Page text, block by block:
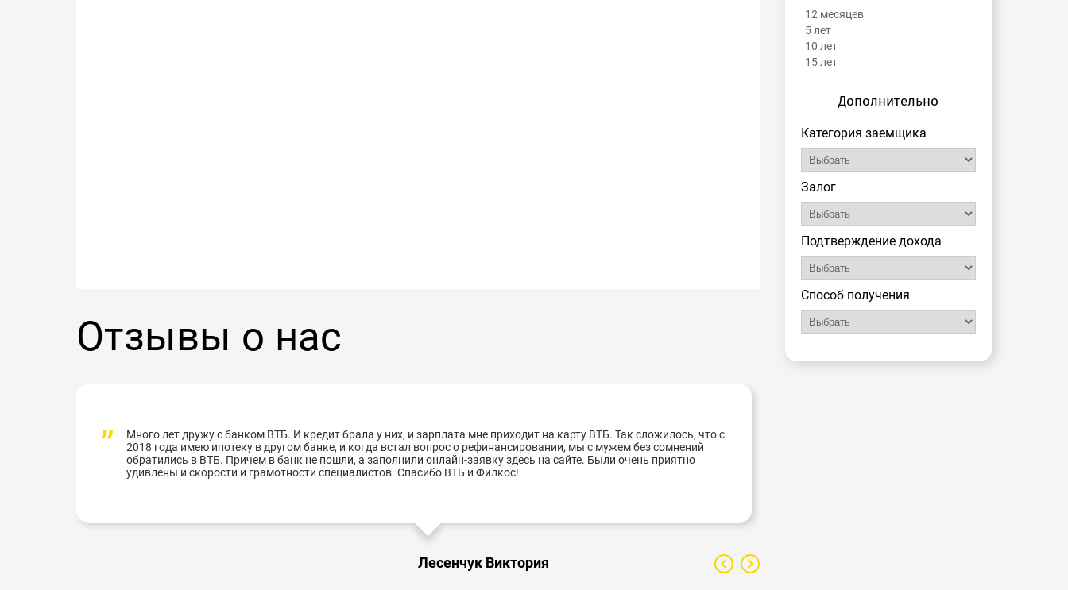
Отзывы о нас
Много лет дружу с банком ВТБ. И кредит брала у них, и зарплата мне приходит на карту ВТБ. Так сложилось, что с
2018 года имею ипотеку в другом банке, и когда встал вопрос о рефинансировании, мы с мужем без сомнений
обратились в ВТБ. Причем в банк не пошли, а заполнили онлайн-заявку здесь на сайте. Были очень приятно
удивлены и скорости и грамотности специалистов. Спасибо ВТБ и Филкос!
Лесенчук Виктория
12 месяцев
5 лет
10 лет
15 лет
Дополнительно
Категория заемщика
Залог
Подтверждение дохода
Способ получения